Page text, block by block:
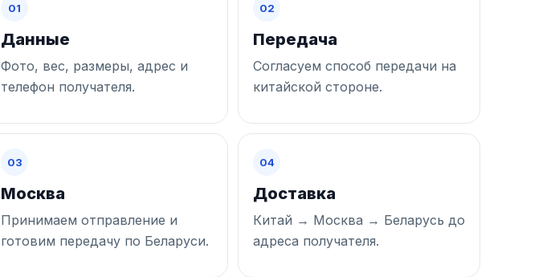
01
Данные
Фото, вес, размеры, адрес и
телефон получателя.
02
Передача
Согласуем способ передачи на
китайской стороне.
03
Москва
Принимаем отправление и
готовим передачу по Беларуси.
04
Доставка
Китай → Москва → Беларусь до
адреса получателя.